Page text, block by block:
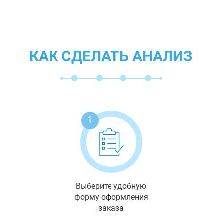
КАК СДЕЛАТЬ АНАЛИЗ
1
Выберите удобную
форму оформления
заказа